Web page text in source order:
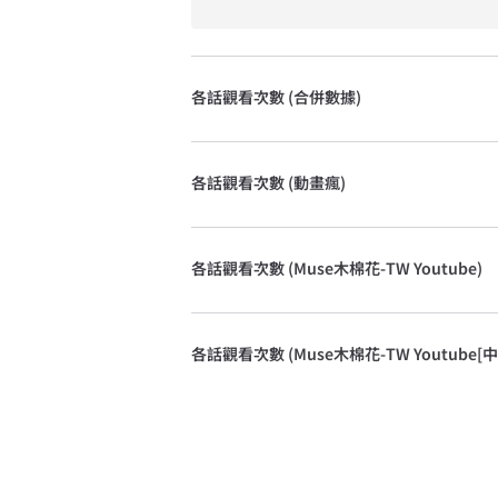
各話觀看次數 (合併數據)
各話觀看次數 (動畫瘋)
各話觀看次數 (Muse木棉花-TW Youtube)
各話觀看次數 (Muse木棉花-TW Youtube[